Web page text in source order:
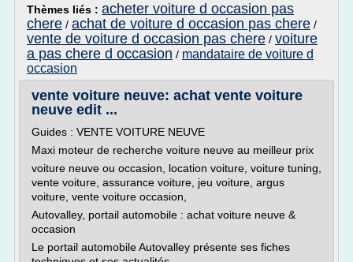
Thèmes liés : acheter voiture d occasion pas
chere / achat de voiture d occasion pas chere /
vente de voiture d occasion pas chere / voiture
a pas chere d occasion / mandataire de voiture d
occasion
vente voiture neuve: achat vente voiture
neuve edit ...
Guides : VENTE VOITURE NEUVE
Maxi moteur de recherche voiture neuve au meilleur prix
voiture neuve ou occasion, location voiture, voiture tuning,
vente voiture, assurance voiture, jeu voiture, argus
voiture, vente voiture occasion,
Autovalley, portail automobile : achat voiture neuve &
occasion
Le portail automobile Autovalley présente ses fiches